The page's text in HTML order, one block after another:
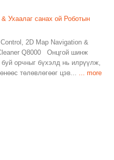
Ухаалаг санах ой Роботын
2D Map Navigation &
Q8000 Онцгой шинж
орчныг бүхэлд нь илрүүлж,
төлөвлөгөөг цэв...
... more